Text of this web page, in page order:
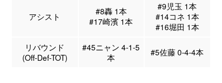
アシスト
#8轟 1本
#17崎濱 1本
#9児玉 1本
#14コネ 1本
#16堀田 1本
リバウンド
(Off-Def-TOT)
#45ニャン 4-1-5
本
#5佐藤 0-4-4本